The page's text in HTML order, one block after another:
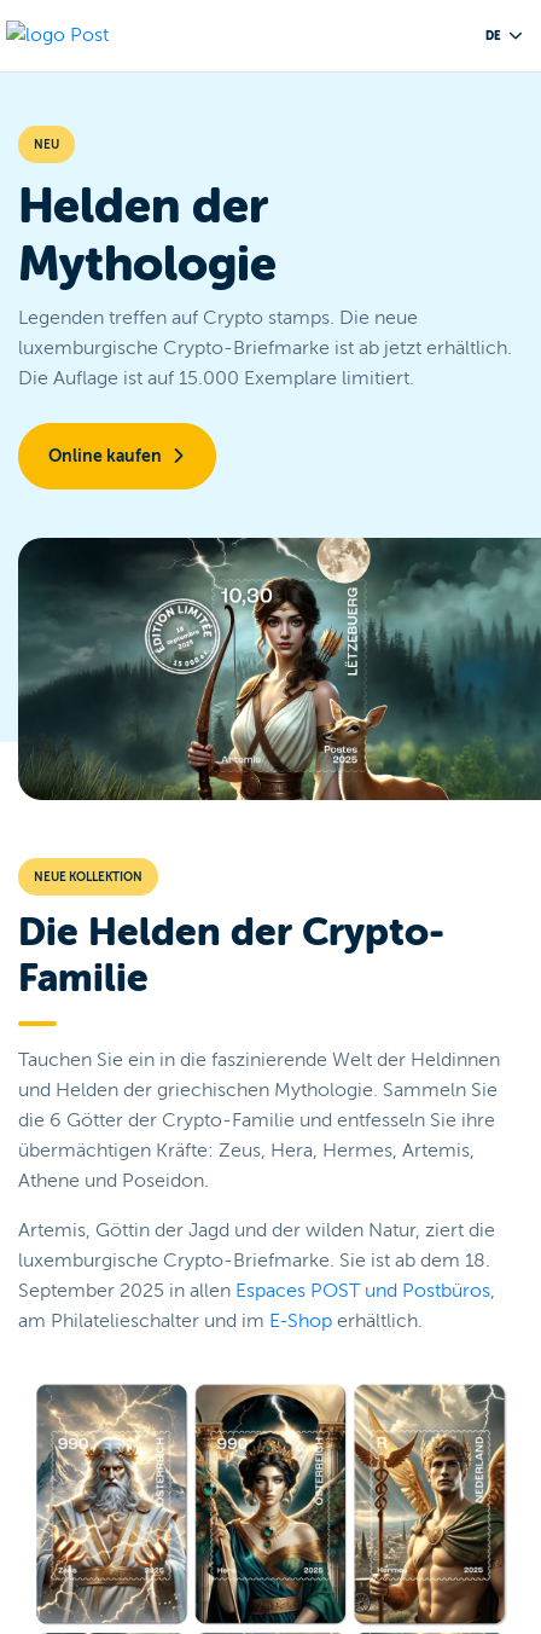
DE
NEU
Helden der
Mythologie
Legenden treffen auf Crypto stamps. Die neue
luxemburgische Crypto-Briefmarke ist ab jetzt erhältlich.
Die Auflage ist auf 15.000 Exemplare limitiert.
Online kaufen
NEUE KOLLEKTION
Die Helden der Crypto-
Familie
Tauchen Sie ein in die faszinierende Welt der Heldinnen
und Helden der griechischen Mythologie. Sammeln Sie
die 6 Götter der Crypto-Familie und entfesseln Sie ihre
übermächtigen Kräfte: Zeus, Hera, Hermes, Artemis,
Athene und Poseidon.
Artemis, Göttin der Jagd und der wilden Natur, ziert die
luxemburgische Crypto-Briefmarke. Sie ist ab dem 18.
September 2025 in allen Espaces POST und Postbüros
am Philatelieschalter und im E-Shop erhältlich.